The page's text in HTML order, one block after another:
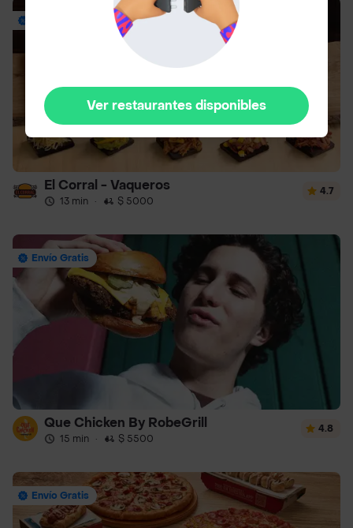
El Corral - Vaqueros
13 min · $ 5000
4.7
Envío Gratis
Que Chicken By RobeGrill
15 min · $ 5500
4.8
Envío Gratis
Ver restaurantes disponibles